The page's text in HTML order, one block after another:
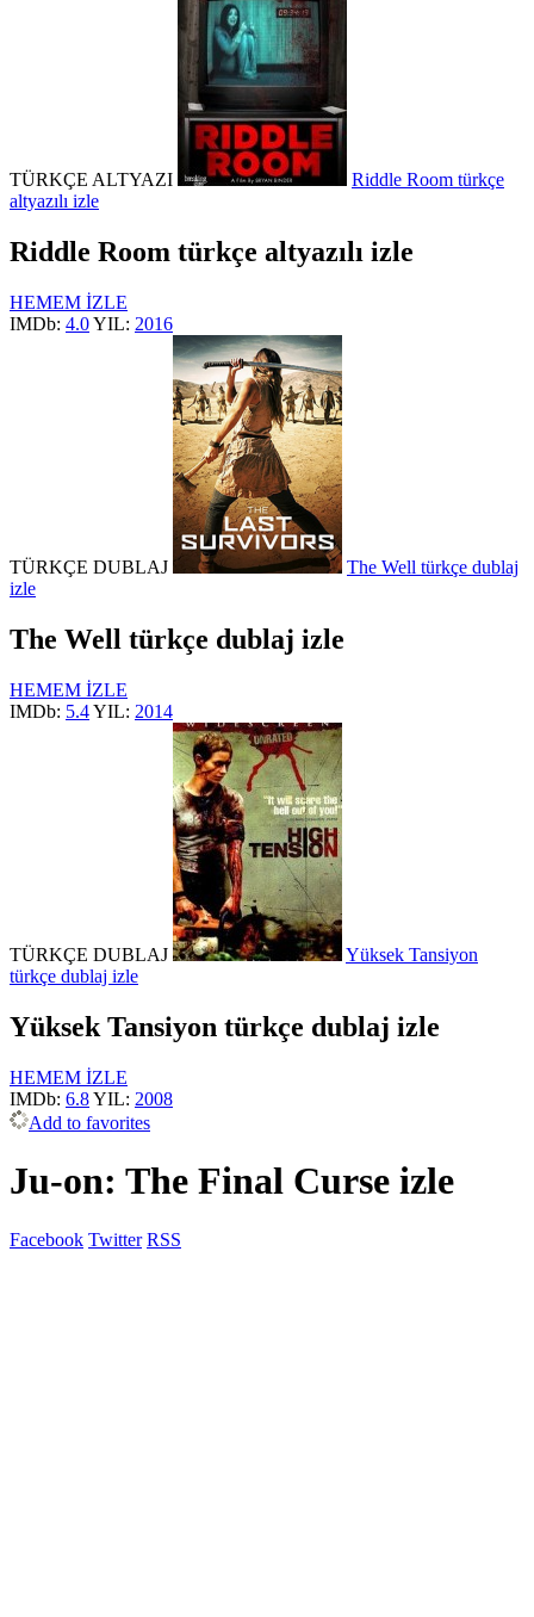
TÜRKÇE ALTYAZI
Riddle Room türkçe
altyazılı izle
Riddle Room türkçe altyazılı izle
HEMEM İZLE
IMDb: 4.0YIL: 2016
TÜRKÇE DUBLAJ
The Well türkçe dublaj
izle
The Well türkçe dublaj izle
HEMEM İZLE
IMDb: 5.4YIL: 2014
TÜRKÇE DUBLAJ
Yüksek Tansiyon
türkçe dublaj izle
Yüksek Tansiyon türkçe dublaj izle
HEMEM İZLE
IMDb: 6.8YIL: 2008
Add to favorites
Ju-on: The Final Curse izle
Facebook Twitter RSS